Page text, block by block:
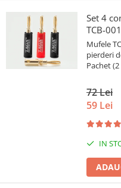
Set 4
TCB-
Mufele
pierderi
Pachet
72 Lei
59 Lei
IN